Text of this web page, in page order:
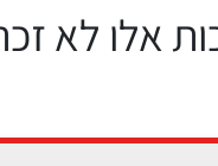
אלו לא